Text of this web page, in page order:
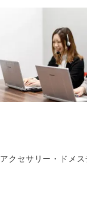
アクセサリー・ドメ